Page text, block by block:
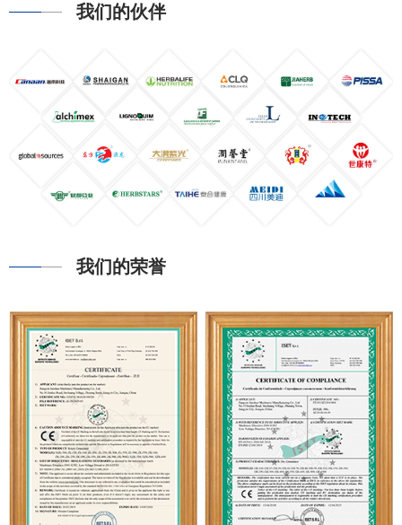
我们的伙伴
我们的荣誉